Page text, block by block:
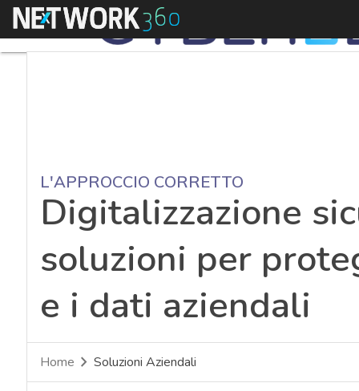
Menu
L'APPROCCIO CORRETTO
Digitalizzazione
soluzioni per
e i dati aziendali
Home Soluzioni Aziendali